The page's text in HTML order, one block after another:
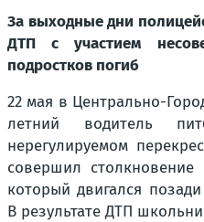
За выходные дни
ДТП с участием
подростков погиб
22 мая в Центрально-
летний водитель
нерегулируемом
совершил столкновение
который двигался
В результате ДТП